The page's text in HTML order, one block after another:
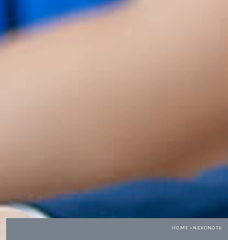
HOME > NEKONOTE